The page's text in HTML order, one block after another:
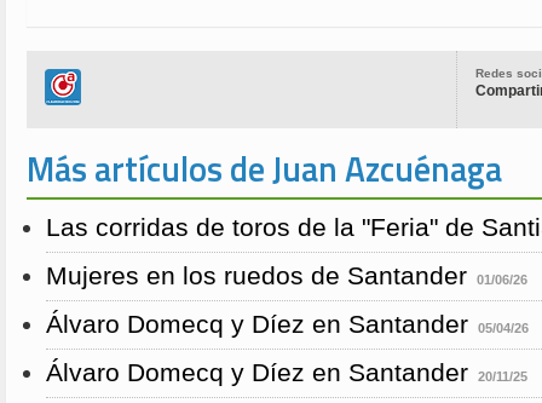
Redes
Más artículos de Juan Azcuénaga
Las corridas de toros de la "Feria" de
Mujeres en los ruedos de Santander
01/06/26
Álvaro Domecq y Díez en Santander 05/04/26
Álvaro Domecq y Díez en Santander 20/11/25